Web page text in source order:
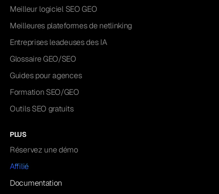
Meilleur logiciel SEO GEO
Meilleures plateformes de netlinking
Entreprises leadeuses des IA
Glossaire GEO/SEO
Guides pour agences
Formation SEO/GEO
Outils SEO gratuits
PLUS
Réservez une démo
Affilié
Documentation